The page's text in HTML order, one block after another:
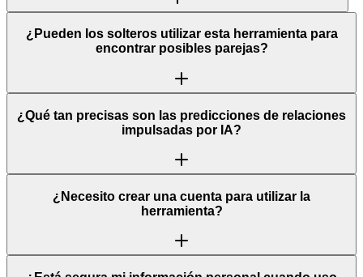
¿Pueden los solteros utilizar esta herramienta para
encontrar posibles parejas?
¿Qué tan precisas son las predicciones de relaciones
impulsadas por IA?
¿Necesito crear una cuenta para utilizar la
herramienta?